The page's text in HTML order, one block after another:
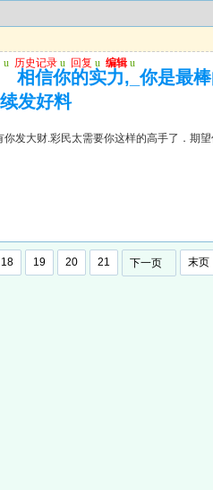
u 历史记录 u 回复 u 编辑 u
相信你的实力,_你是最
发好料
发大财.彩民太需要你这样的高手了．期
18 19 20 21 下一页 末页